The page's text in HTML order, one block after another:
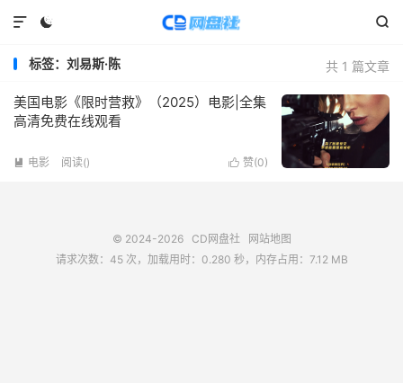
 

共 1 篇文章
标签：刘易斯·陈
美国电影《限时营救》（2025）电影|全集
高清免费在线观看
 赞(0)
 电影 阅读()
© 2024-2026 CD网盘社
网站地图
请求次数：45 次，加载用时：0.280 秒，内存占用：7.12 MB